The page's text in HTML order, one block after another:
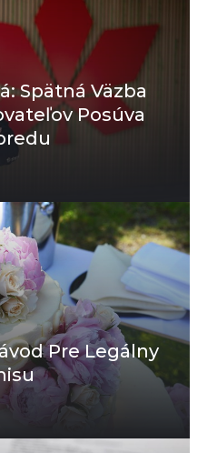
Spätná Väzba
Posúva
Pre Legálny